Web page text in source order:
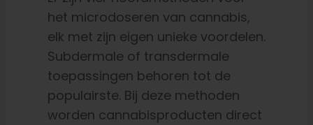
het microdoseren van cannabis,
elk met zijn eigen unieke voordelen.
Subdermale of transdermale
toepassingen behoren tot de
populairste. Bij deze methoden
worden cannabisproducten direct